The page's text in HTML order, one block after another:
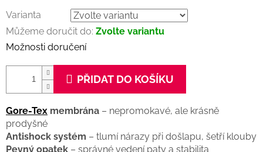
Varianta
Můžeme doručit do: Zvolte variantu
Možnosti doručení
PŘIDAT DO KOŠÍKU
Gore-Tex membrána – nepromokavé, ale krásně
prodyšné
Antishock systém – tlumí nárazy při došlapu, šetří klouby
Pevný opatek – správné vedení paty a stabilita